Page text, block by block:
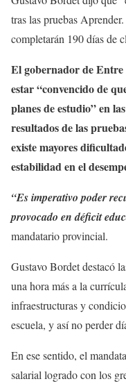
tras las pruebas
completarán 190 días de
El gobernador de Entre
estar “convencido de
planes de estudio” en
resultados de las
existe mayores
estabilidad en el
“Es imperativo poder
provocado en déficit
mandatario provincial.
Gustavo Bordet destacó
una hora más a la
infraestructuras y
escuela, y así no perder
En ese sentido, el
salarial logrado con los